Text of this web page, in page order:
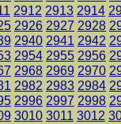
2912 2913 2914
2926 2927 2928
2940 2941 2942
2954 2955 2956
2968 2969 2970
2982 2983 2984
2996 2997 2998
3010 3011 3012